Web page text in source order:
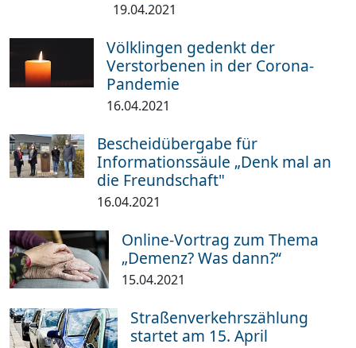
19.04.2021
Völklingen gedenkt der
Verstorbenen in der Corona-
Pandemie
16.04.2021
Bescheidübergabe für
Informationssäule „Denk mal an
die Freundschaft"
16.04.2021
Online-Vortrag zum Thema
„Demenz? Was dann?“
15.04.2021
Straßenverkehrszählung
startet am 15. April